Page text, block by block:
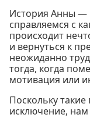
История Анны —
справляемся с
происходит
и вернуться к
неожиданно
тогда, когда
мотивация или
Поскольку
исключение,